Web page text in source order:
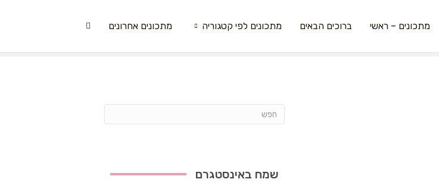
מתכונים – ראשי ברוכים הבאים מתכונים לפי קטגוריה מתכונים אחרונים
שמח באינסטגרם